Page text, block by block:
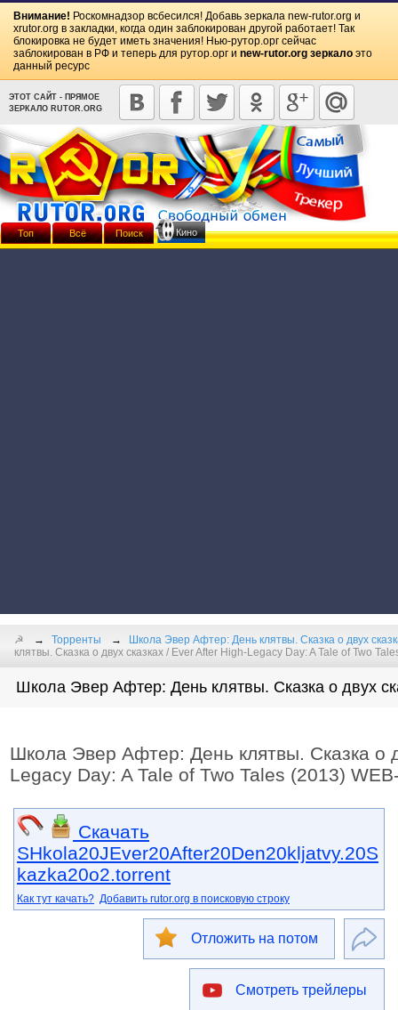
Внимание! Роскомнадзор всбесился! Добавь зеркала new-rutor.org и
xrutor.org в закладки, когда один заблокирован другой работает! Так
блокировка не будет иметь значения! Нью-рутор.орг сейчас
заблокирован в РФ и теперь для рутор.орг и new-rutor.org зеркало это
данный ресурс
ЭТОТ САЙТ - ПРЯМОЕ
ЗЕРКАЛО RUTOR.ORG
☭ Торренты
Школа Эвер Афтер: День клятвы. Сказка о двух
клятвы. Сказка о двух сказках / Ever After High-Legacy Day: A Tale of Two
Школа Эвер Афтер: День клятвы. Сказка о двух
Школа Эвер Афтер: День клятвы. Сказка о
Legacy Day: A Tale of Two Tales (2013)
Скачать
SHkola20JEver20After20Den20kljatvy.20S
kazka20o2.torrent
Как тут качать? Добавить rutor.org в поисковую строку
Отложить на потом
Смотреть трейлеры